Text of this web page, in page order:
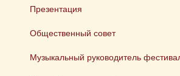
Презентация
Общественный совет
Музыкальный руководитель